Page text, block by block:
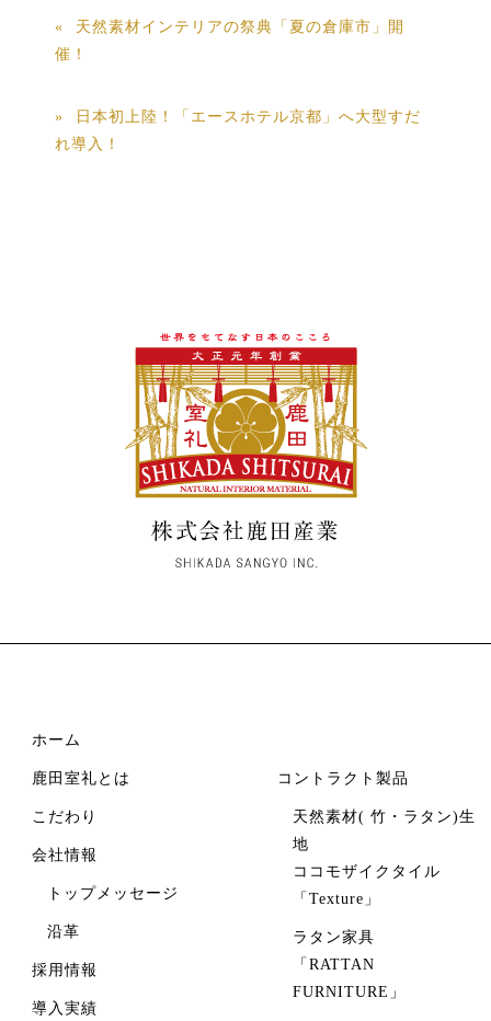
天然素材インテリアの祭典「夏の倉庫市」開
催！
日本初上陸！「エースホテル京都」へ大型すだ
れ導入！
ホーム
鹿田室礼とは
こだわり
会社情報
トップメッセージ
沿革
採用情報
導入実績
コントラクト製品
天然素材( 竹・ラタン)生
地
ココモザイクタイル
「Texture」
ラタン家具
「RATTAN
FURNITURE」